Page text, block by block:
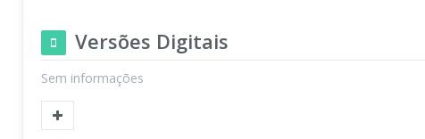
Versões Digitais
Sem informações